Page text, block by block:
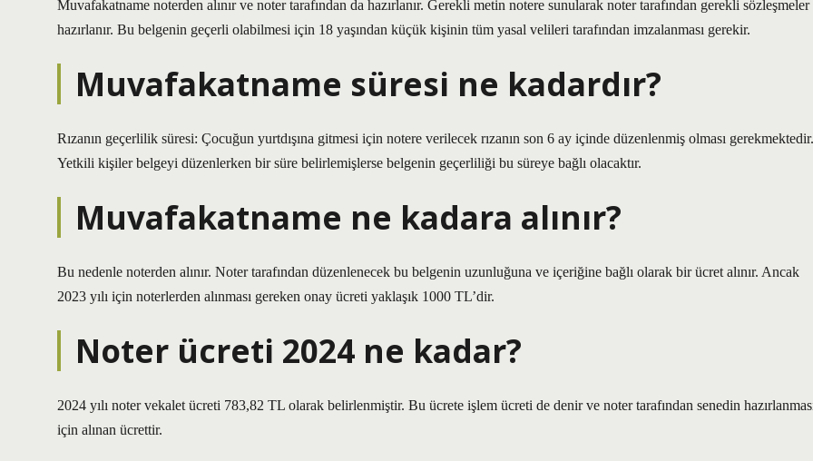
Muvafakatname noterden alınır ve noter tarafından da hazırlanır. Gerekli metin notere sunularak noter tarafından gerekli sözleşmeler
hazırlanır. Bu belgenin geçerli olabilmesi için 18 yaşından küçük kişinin tüm yasal velileri tarafından imzalanması gerekir.
Muvafakatname süresi ne kadardır?
Rızanın geçerlilik süresi: Çocuğun yurtdışına gitmesi için notere verilecek rızanın son 6 ay içinde düzenlenmiş olması gerekmektedir.
Yetkili kişiler belgeyi düzenlerken bir süre belirlemişlerse belgenin geçerliliği bu süreye bağlı olacaktır.
Muvafakatname ne kadara alınır?
Bu nedenle noterden alınır. Noter tarafından düzenlenecek bu belgenin uzunluğuna ve içeriğine bağlı olarak bir ücret alınır. Ancak
2023 yılı için noterlerden alınması gereken onay ücreti yaklaşık 1000 TL’dir.
Noter ücreti 2024 ne kadar?
2024 yılı noter vekalet ücreti 783,82 TL olarak belirlenmiştir. Bu ücrete işlem ücreti de denir ve noter tarafından senedin
için alınan ücrettir.